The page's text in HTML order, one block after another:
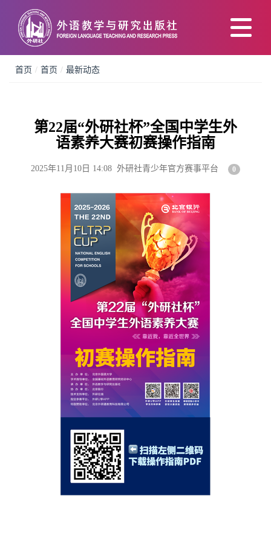
首页 / 首页 / 最新动态
第22届“外研社杯”全国中学生外
语素养大赛初赛操作指南
2025年11月10日 14:08 外研社青少年官方赛事平台 0